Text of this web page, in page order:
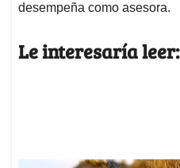
desempeña como asesora.
Le interesaría leer: